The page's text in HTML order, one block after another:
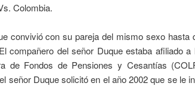
Colombia.
convivió con su pareja del mismo sexo hasta
compañero del señor Duque estaba afiliado
de Fondos de Pensiones y Cesantías
señor Duque solicitó en el año 2002 que se le